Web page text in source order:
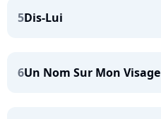
5Dis-Lui
6Un Nom Sur Mon Visage